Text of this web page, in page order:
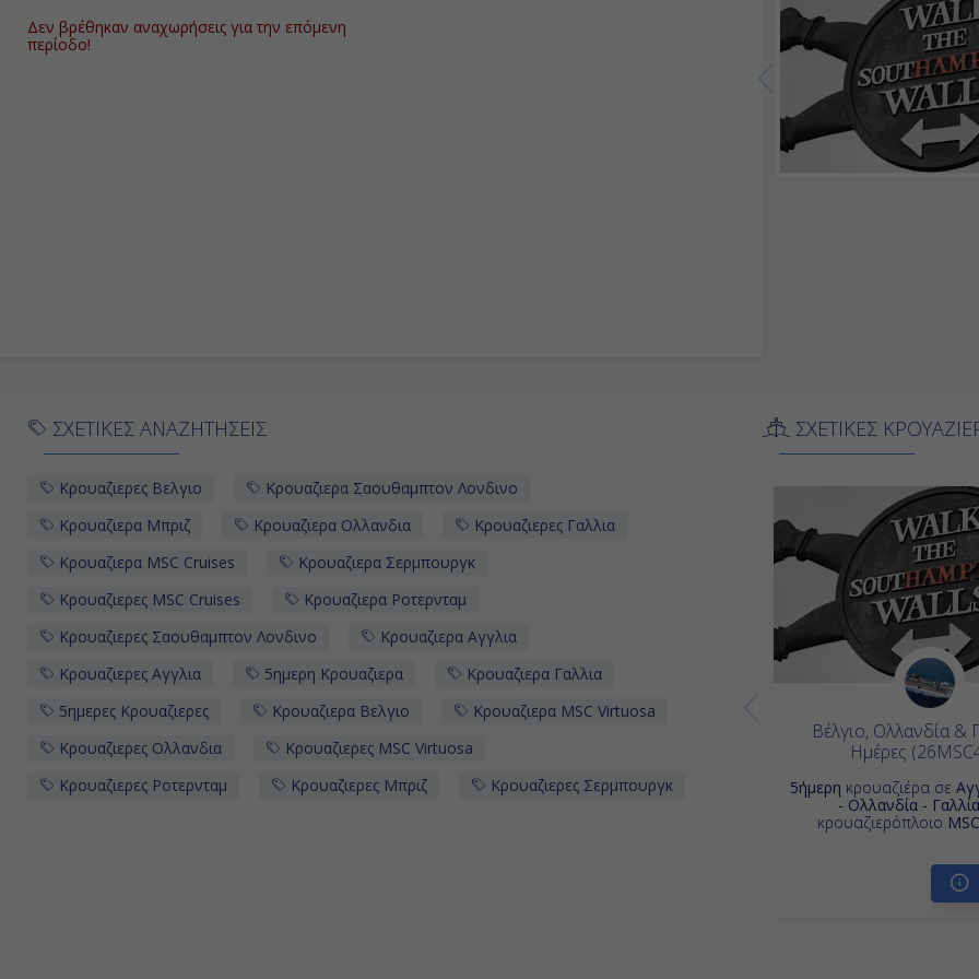
Δεν βρέθηκαν αναχωρήσεις για την επόμενη
περίοδο!
ΣΧΕΤΙΚΕΣ ΑΝΑΖΗΤΗΣΕΙΣ
Κρουαζιερες Βελγιο
Κρουαζιερα Σαουθαμπτον Λονδινο
Κρουαζιερα Μπριζ
Κρουαζιερα Ολλανδια
Κρουαζιερες Γαλλια
Κρουαζιερα MSC Cruises
Κρουαζιερα Σερμπουργκ
Κρουαζιερες MSC Cruises
Κρουαζιερα Ροτερνταμ
Κρουαζιερες Σαουθαμπτον Λονδινο
Κρουαζιερα Αγγλια
Κρουαζιερες Αγγλια
5ημερη Κρουαζιερα
Κρουαζιερα Γαλλια
5ημερες Κρουαζιερες
Κρουαζιερα Βελγιο
Κρουαζιερα MSC Virtuosa
Κρουαζιερες Ολλανδια
Κρουαζιερες MSC Virtuosa
Κρουαζιερες Ροτερνταμ
Κρουαζιερες Μπριζ Κρουαζιερες Σερμπουργκ
ΣΧΕΤΙΚΕΣ
Βέλγιο, Ολλανδία &
Ημέρες
5ήμερη κρουαζιέρα σε
- Ολλανδία - Γαλλία
κρουαζιερόπλοιο